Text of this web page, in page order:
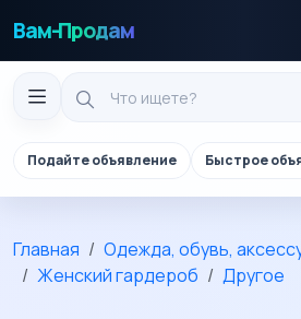
Вам-Продам
Подайте объявление Быстрое
Главная
Одежда, обувь,
Женский гардероб
Другое